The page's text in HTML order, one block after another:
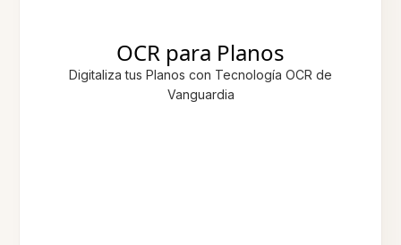
OCR para Planos
Digitaliza tus Planos con Tecnología OCR de
Vanguardia